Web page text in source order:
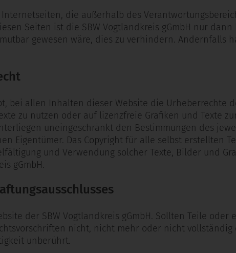
die außerhalb des
Seiten ist die SBW Vogtlandkreis gGmbH nur
gewesen wäre, dies zu verhindern.
bei allen Inhalten dieser Website die Urheberrechte
zu nutzen oder auf lizenzfreie Grafiken und Texte
uneingeschränkt den Bestimmungen des
Eigentümer. Das Copyright für alle selbst erstellten
und Verwendung solcher Texte, Bilder und
gGmbH.
der SBW Vogtlandkreis gGmbH. Sollten Teile
nicht, nicht mehr oder nicht
unberührt.